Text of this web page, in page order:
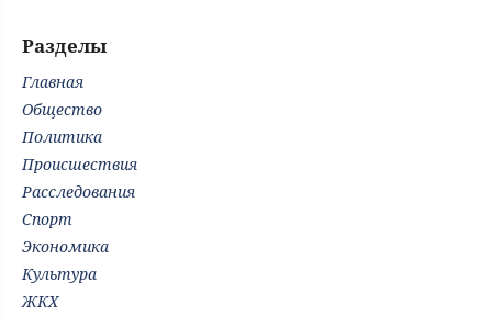
Разделы
Главная
Общество
Политика
Происшествия
Расследования
Спорт
Экономика
Культура
ЖКХ